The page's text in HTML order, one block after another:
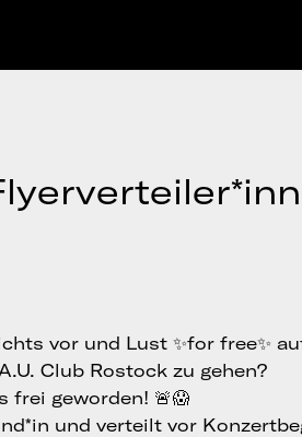
vor und Lust ✨for free✨
Club Rostock zu gehen?
frei geworden! 🚨😱
und verteilt vor